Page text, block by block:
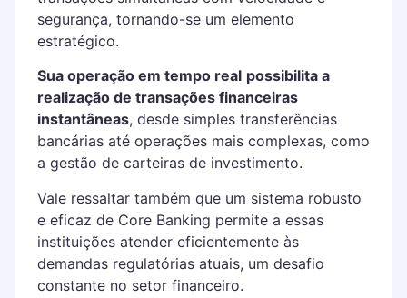
segurança, tornando-se um elemento
estratégico.
Sua operação em tempo real possibilita a
realização de transações financeiras
instantâneas, desde simples transferências
bancárias até operações mais complexas, como
a gestão de carteiras de investimento.
Vale ressaltar também que um sistema robusto
e eficaz de Core Banking permite a essas
instituições atender eficientemente às
demandas regulatórias atuais, um desafio
constante no setor financeiro.